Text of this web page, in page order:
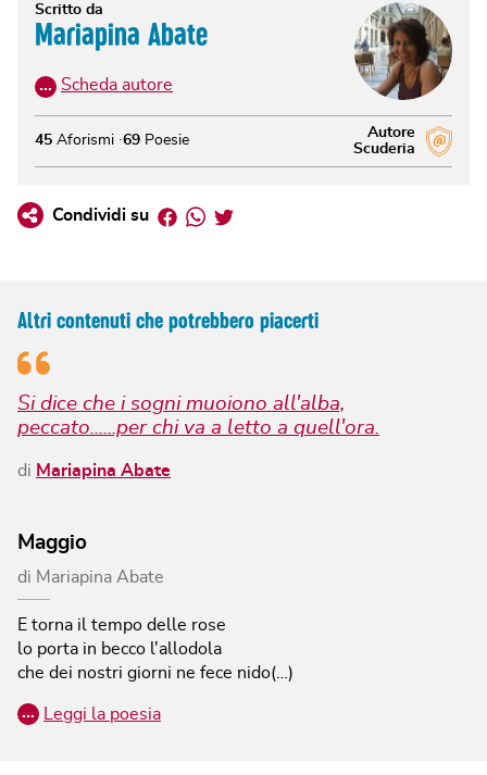
Scritto da
Mariapina Abate
… Scheda autore
Autore
Scuderia
45 Aforismi 69 Poesie
Condividi su Facebook
Whatsapp
Twitter
Altri contenuti che potrebbero piacerti
Si dice che i sogni muoiono all'alba,
peccato......per chi va a letto a quell'ora.
di Mariapina Abate
Maggio
di Mariapina Abate
E torna il tempo delle rose
lo porta in becco l'allodola
che dei nostri giorni ne fece nido(…)
… Leggi la poesia